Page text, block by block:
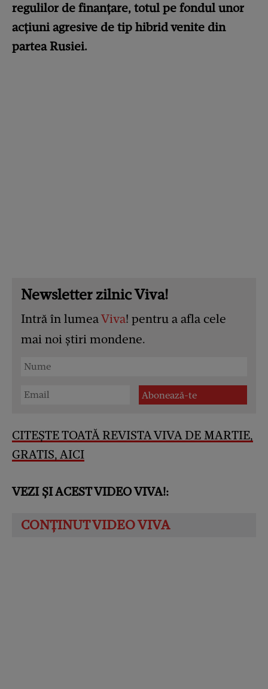
regulilor de finanțare, totul pe fondul unor
acțiuni agresive de tip hibrid venite din
partea Rusiei.
Newsletter zilnic Viva!
Intră în lumeaViva! pentru a afla cele
mai noi știri mondene.
CITEȘTE TOATĂ REVISTA VIVA DE MARTIE,
GRATIS, AICI
VEZI ȘI ACEST VIDEO VIVA!: